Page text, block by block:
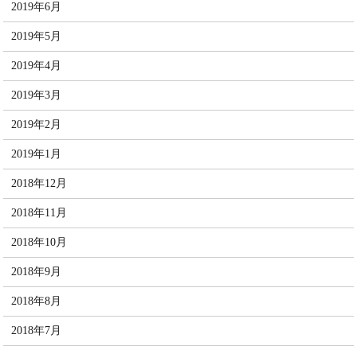
2019年6月
2019年5月
2019年4月
2019年3月
2019年2月
2019年1月
2018年12月
2018年11月
2018年10月
2018年9月
2018年8月
2018年7月